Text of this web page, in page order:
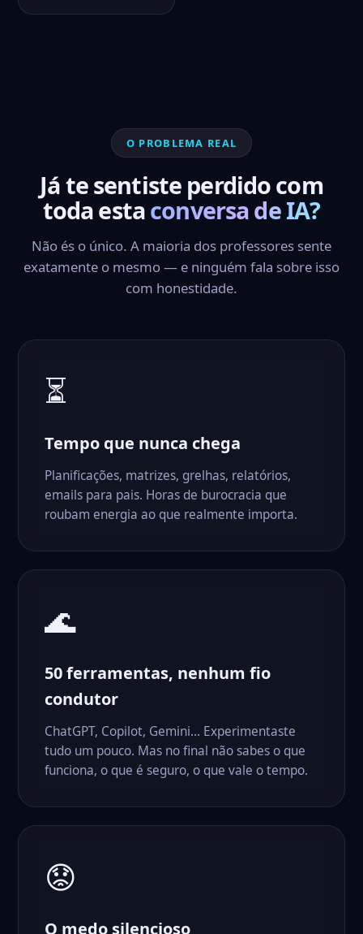
O PROBLEMA REAL
Já te sentiste perdido com
toda estaconversa de IA?
Não és o único. A maioria dos professores sente
exatamente o mesmo — e ninguém fala sobre isso
com honestidade.
⏳
Tempo que nunca chega
Planificações, matrizes, grelhas, relatórios,
emails para pais. Horas de burocracia que
roubam energia ao que realmente importa.
🌊
50 ferramentas, nenhum fio
condutor
ChatGPT, Copilot, Gemini… Experimentaste
tudo um pouco. Mas no final não sabes o que
funciona, o que é seguro, o que vale o tempo.
😟
O medo silencioso